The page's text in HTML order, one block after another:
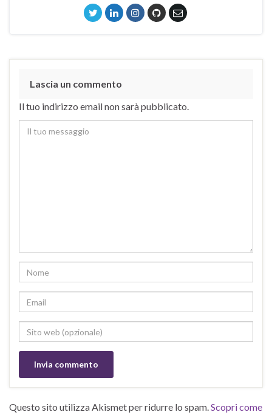
Lascia un commento
Il tuo indirizzo email non sarà pubblicato.
Questo sito utilizza Akismet per ridurre lo spam.Scopri come